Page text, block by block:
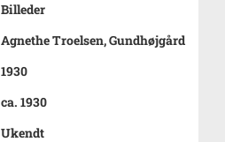
Billeder
Agnethe Troelsen, Gundhøjgård
1930
ca. 1930
Ukendt